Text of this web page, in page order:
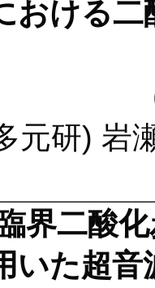
おける
元研) 岩
界二酸
いた超